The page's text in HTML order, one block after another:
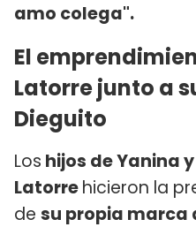
amo colega".
El
Latorre junto a
Dieguito
Los hijos de Yanina
Latorrehicieron la
de su propia marca